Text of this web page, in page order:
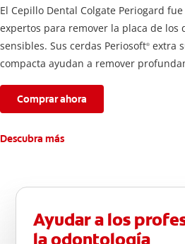
El Cepillo Dental Colgate Periogard
expertos para remover la placa de los
sensibles. Sus cerdas Periosoft® extra
compacta ayudan a remover
Comprar ahora
Descubra más
Ayudar a los